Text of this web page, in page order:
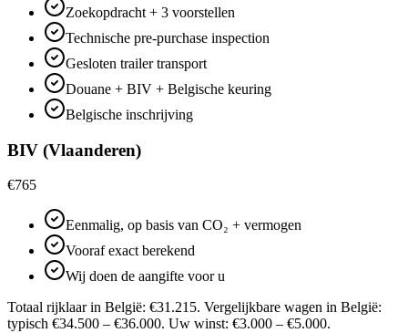
Zoekopdracht + 3 voorstellen
Technische pre-purchase inspection
Gesloten trailer transport
Douane + BIV + Belgische keuring
Belgische inschrijving
BIV (Vlaanderen)
€765
Eenmalig, op basis van CO₂ + vermogen
Vooraf exact berekend
Wij doen de aangifte voor u
Totaal rijklaar in België: €31.215. Vergelijkbare wagen in België:
typisch €34.500 – €36.000. Uw winst: €3.000 – €5.000.